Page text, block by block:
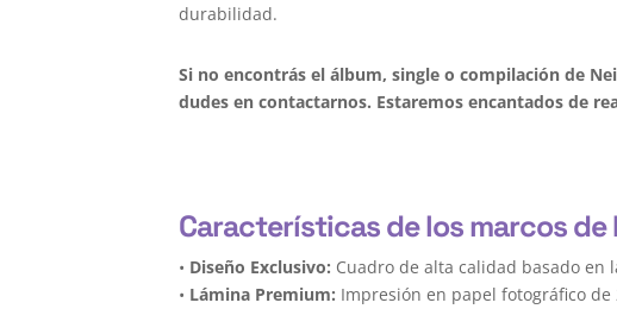
durabilidad.
Si no encontrás el álbum, single o compilación de
dudes en contactarnos. Estaremos encantados de
Características de los marcos de
• Diseño Exclusivo: Cuadro de alta calidad basado en
• Lámina Premium: Impresión en papel fotográfico de